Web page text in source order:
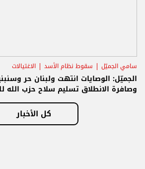
سامي الجميّل سقوط نظام الأسد الاغتيالات
الجميّل: الوصايات انتهت ولبنان حر
وصافرة الانطلاق تسليم سلاح حزب الله
كل الأخبار